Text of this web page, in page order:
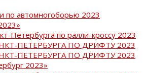
по автомногоборью 2023
Петербурга по ралли-кроссу 2023
ПЕТЕРБУРГА ПО ДРИФТУ 2023
ПЕТЕРБУРГА ПО ДРИФТУ 2023
2023»